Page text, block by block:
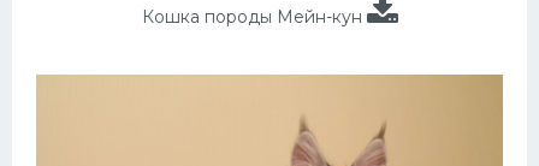
Кошка породы Мейн-кун